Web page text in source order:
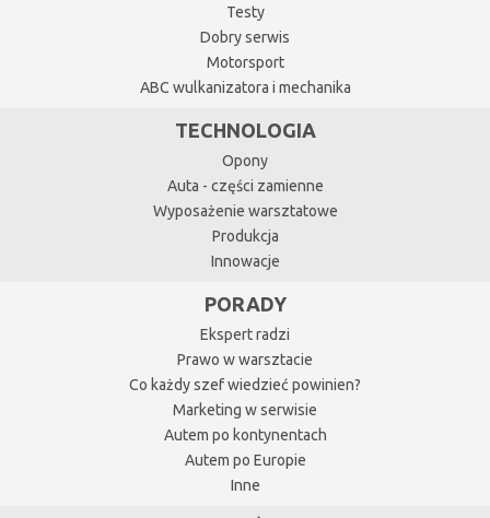
Testy
Dobry serwis
Motorsport
ABC wulkanizatora i mechanika
TECHNOLOGIA
Opony
Auta - części zamienne
Wyposażenie warsztatowe
Produkcja
Innowacje
PORADY
Ekspert radzi
Prawo w warsztacie
Co każdy szef wiedzieć powinien?
Marketing w serwisie
Autem po kontynentach
Autem po Europie
Inne